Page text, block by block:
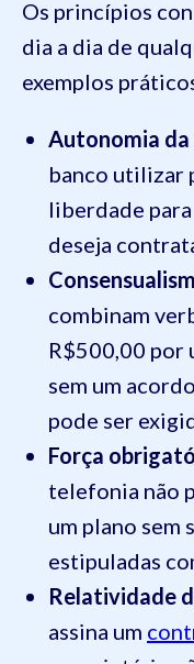
Os princípios
dia a dia de
exemplos
Autonomia
banco utilizar
liberdade
deseja
combinam
R$500,00 por
sem um
pode ser
Força
telefonia não
um plano sem
estipuladas
Relatividade
assina um